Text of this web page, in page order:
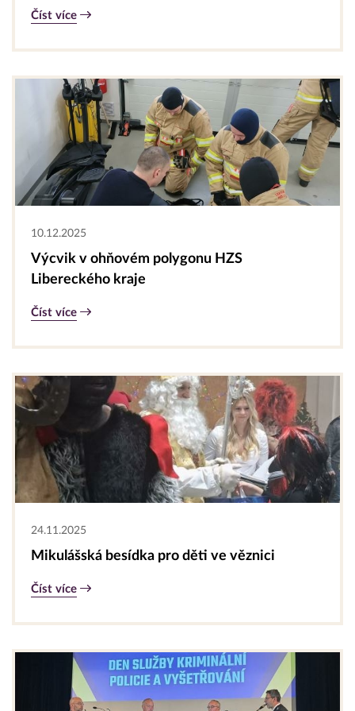
Číst více
10.12.2025
Výcvik v ohňovém polygonu HZS
Libereckého kraje
Číst více
24.11.2025
Mikulášská besídka pro děti ve věznici
Číst více